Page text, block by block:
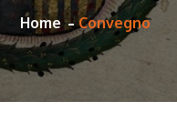
Home Convegno